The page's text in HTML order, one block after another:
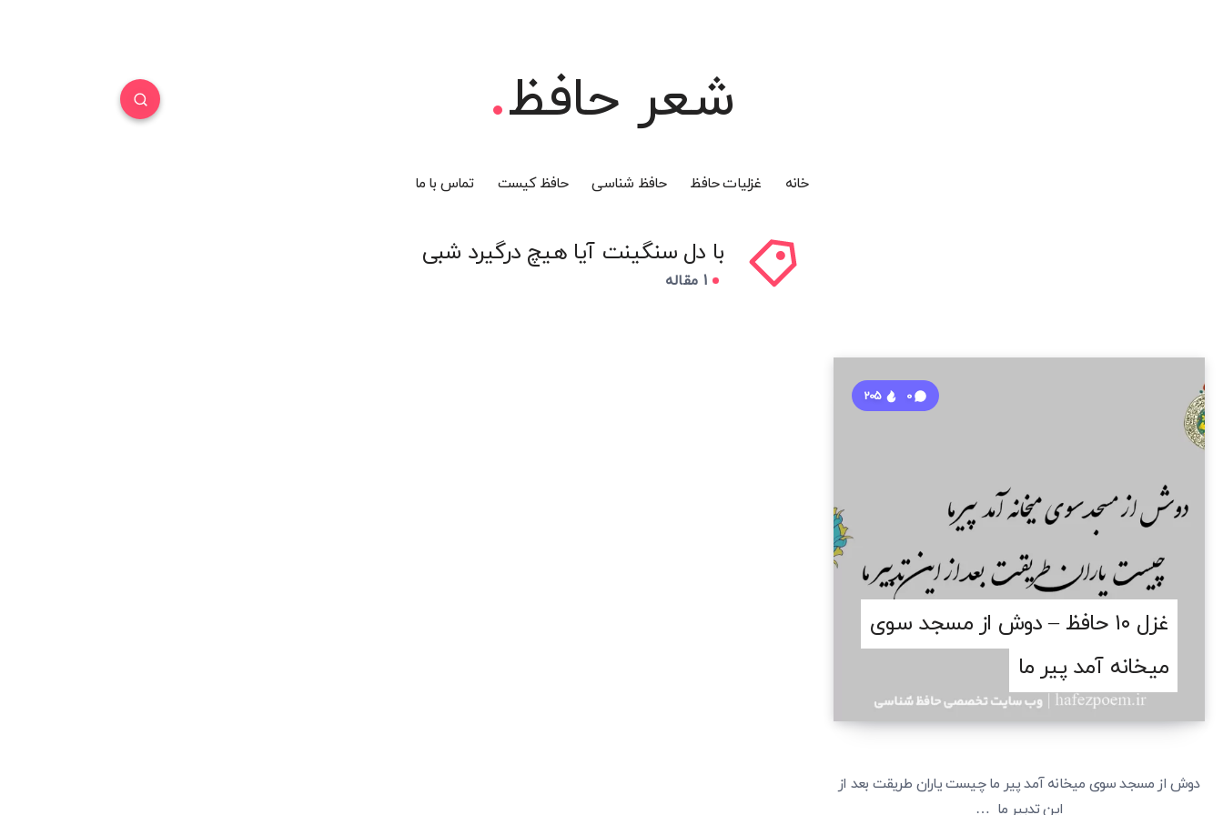
شعر حافظ
خانه غزلیات حافظ حافظ شناسی حافظ کیست تماس با ما
با دل سنگینت آیا هیچ درگیرد شبی
1 مقاله
غزل ۱۰ حافظ – دوش از مسجد سوی
میخانه آمد پیر ما
0
205
دوش از مسجد سوی میخانه آمد پیر ما چیست یاران طریقت بعد از
این تدبیر ما …